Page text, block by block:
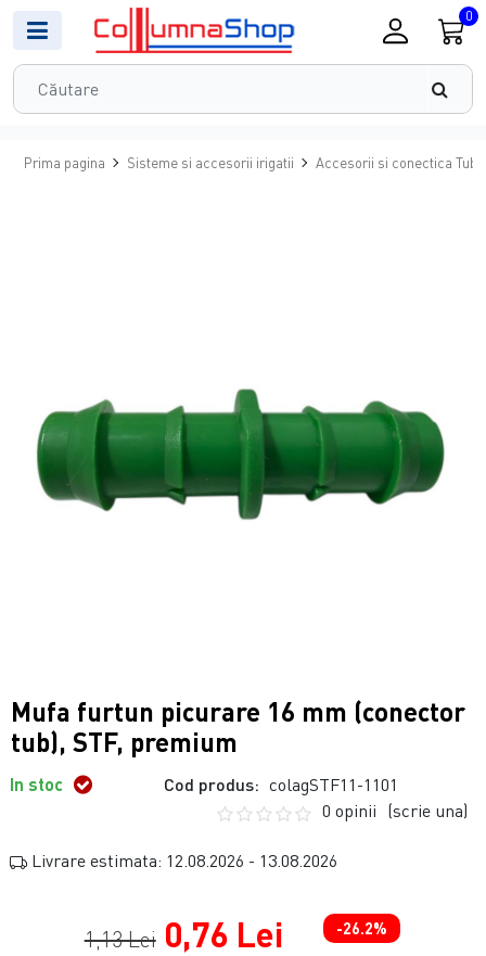
0
Prima pagina Sisteme si accesorii irigatii Accesorii si conectica Tub
Mufa furtun picurare 16 mm (conector
tub), STF, premium
In stoc Cod produs: colagSTF11-1101
0 opinii (scrie una)
Livrare estimata: 12.08.2026 - 13.08.2026
1,13 Lei 0,76 Lei -26.2%